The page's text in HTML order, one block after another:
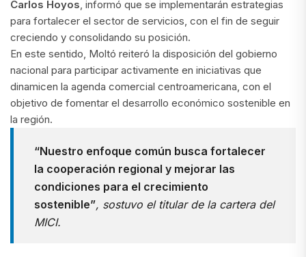
Carlos Hoyos , informó que se implementarán estrategias
para fortalecer el sector de servicios, con el fin de seguir
creciendo y consolidando su posición.
En este sentido, Moltó reiteró la disposición del gobierno
nacional para participar activamente en iniciativas que
dinamicen la agenda comercial centroamericana, con el
objetivo de fomentar el desarrollo económico sostenible en
la región.
“Nuestro enfoque común busca fortalecer
la cooperación regional y mejorar las
condiciones para el crecimiento
sostenible”, sostuvo el titular de la cartera del
MICI.